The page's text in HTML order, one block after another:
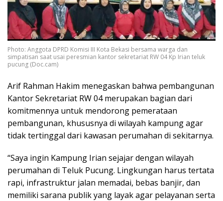
Photo: Anggota DPRD Komisi III Kota Bekasi bersama warga dan
simpatisan saat usai peresmian kantor sekretariat RW 04 Kp Irian teluk
pucung (Doc.cam)
Arif Rahman Hakim menegaskan bahwa pembangunan
Kantor Sekretariat RW 04 merupakan bagian dari
komitmennya untuk mendorong pemerataan
pembangunan, khususnya di wilayah kampung agar
tidak tertinggal dari kawasan perumahan di sekitarnya.
“Saya ingin Kampung Irian sejajar dengan wilayah
perumahan di Teluk Pucung. Lingkungan harus tertata
rapi, infrastruktur jalan memadai, bebas banjir, dan
memiliki sarana publik yang layak agar pelayanan serta